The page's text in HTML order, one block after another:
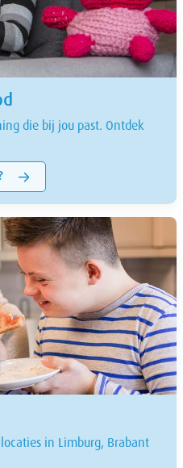
die bij jou past. Ontdek
in Limburg, Brabant